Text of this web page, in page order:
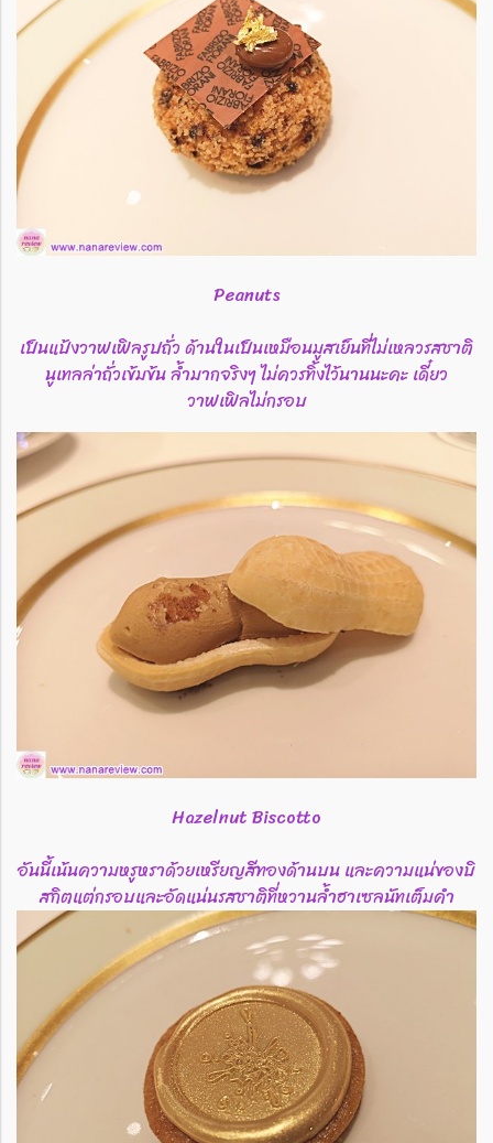
Peanuts
เป็นแป้งวาฟเฟิลรูปถั่ว ด้านในเป็นเหมือนมูสเย็นที่ไม่เหลวรสชาติ
นูเทลล่าถั่วเข้มข้น ล้ำมากจริงๆ ไม่ควรทิ้งไว้นานนะคะ เดี๋ยว
วาฟเฟิลไม่กรอบ
Hazelnut Biscotto
อันนี้เน้นความหรูหราด้วยเหรียญสีทองด้านบน และความแน่ของบิ
สกิตแต่กรอบและอัดแน่นรสชาติที่หวานล้ำฮาเซลนัทเต็มคำ